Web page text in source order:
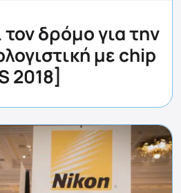
δρόμο για την
με chip
2018]